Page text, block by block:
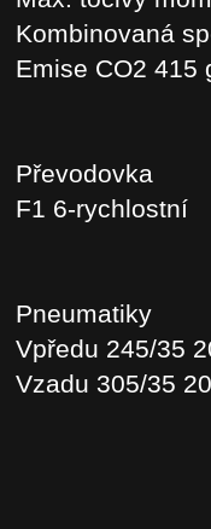
Kombinovaná
Emise CO2 415
Převodovka
F1 6-rychlostní
Pneumatiky
Vpředu 245/35
Vzadu 305/35